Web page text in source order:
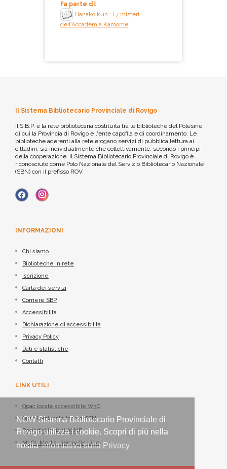
NOW Sistema Bibliotecario Provinciale di
Rovigo utilizza i cookie. Scopri di più nella
nostrainformativa sulla Privacy
Fa parte di:
Hanako kun : i 7 misteri
dell'Accademia Kamome
Il Sistema Bibliotecario Provinciale di Rovigo
Il S.B.P. è la rete bibliotecaria costituita tra le biblioteche del Polesine
di cui la Provincia di Rovigo è l'ente capofila e di coordinamento. Le
biblioteche aderenti alla rete erogano servizi di pubblica lettura ai
cittadini, sia individualmente che collettivamente, secondo i principi
della cooperazione. Il Sistema Bibliotecario Provinciale di Rovigo è
riconosciuto come Polo Nazionale del Servizio Bibliotecario Nazionale
(SBN) con il prefisso ROV.
INFORMAZIONI
Chi siamo
Biblioteche in rete
Iscrizione
Carta dei servizi
Corriere SBP
Accessibilità
Dichiarazione di accessibilità
Privacy Policy
Dati e statistiche
Contatti
LINK UTILI
Opac locale accessibile W3C
Opac Nazionale Indice SBN
Periodici italiani ACNP
MLOL Media Library On Line